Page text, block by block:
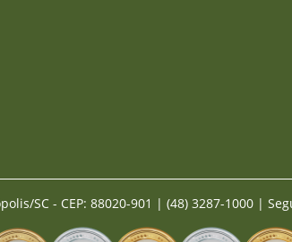
SC - CEP: 88020-901 | (48) 3287-1000 |